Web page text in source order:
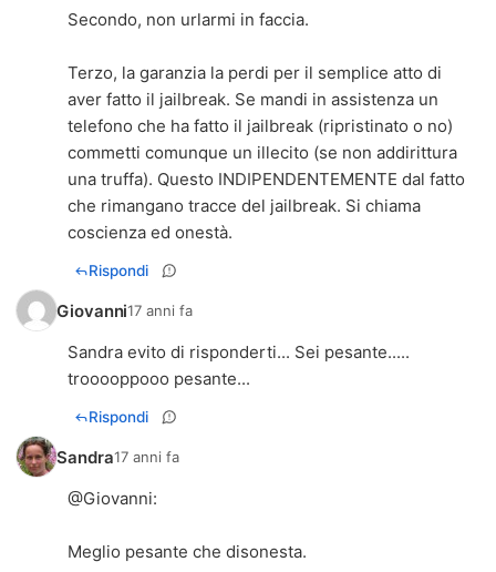
Secondo, non urlarmi in faccia.
Terzo, la garanzia la perdi per il semplice atto di
aver fatto il jailbreak. Se mandi in assistenza un
telefono che ha fatto il jailbreak (ripristinato o no)
commetti comunque un illecito (se non addirittura
una truffa). Questo INDIPENDENTEMENTE dal fatto
che rimangano tracce del jailbreak. Si chiama
coscienza ed onestà.
Rispondi
Giovanni17 anni fa
Sandra evito di risponderti... Sei pesante.....
trooooppooo pesante...
Rispondi
Sandra17 anni fa
@Giovanni:
Meglio pesante che disonesta.